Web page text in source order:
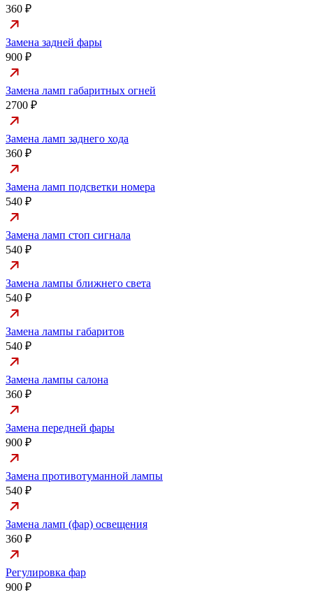
360 ₽
Замена задней фары
900 ₽
Замена ламп габаритных огней
2700 ₽
Замена ламп заднего хода
360 ₽
Замена ламп подсветки номера
540 ₽
Замена ламп стоп сигнала
540 ₽
Замена лампы ближнего света
540 ₽
Замена лампы габаритов
540 ₽
Замена лампы салона
360 ₽
Замена передней фары
900 ₽
Замена противотуманной лампы
540 ₽
Замена ламп (фар) освещения
360 ₽
Регулировка фар
900 ₽